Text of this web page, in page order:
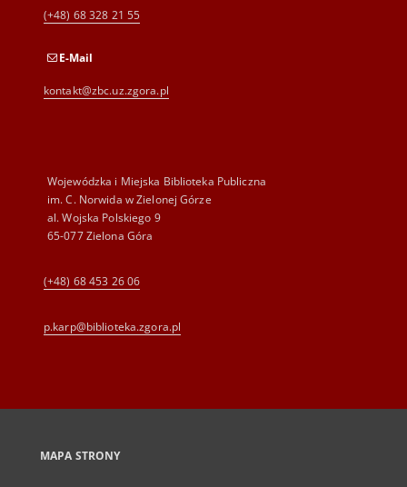
(+48) 68 328 21 55
E-Mail
kontakt@zbc.uz.zgora.pl
Wojewódzka i Miejska Biblioteka Publiczna
im. C. Norwida w Zielonej Górze
al. Wojska Polskiego 9
65-077 Zielona Góra
(+48) 68 453 26 06
p.karp@biblioteka.zgora.pl
MAPA STRONY